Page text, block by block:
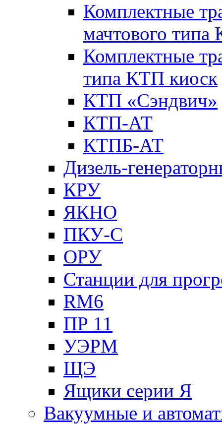
Комплектные
мачтового
Комплектные
типа КТП киоск
КТП «Сэндвич»
КТП-АТ
КТПБ-АТ
Дизель-
КРУ
ЯКНО
ПКУ-С
ОРУ
Станции для
RM6
ПР 11
УЭРМ
ЩЭ
Ящики серии Я
Вакуумные и